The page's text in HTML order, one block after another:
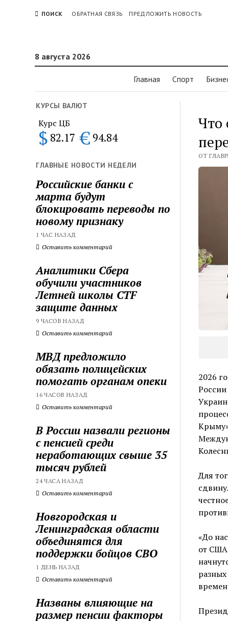
ПОИСК ОБРАТНАЯ СВЯЗЬ ПРЕДЛОЖИТЬ НОВОСТЬ
8 августа 2026
Главная Спорт
КУРСЫ ВАЛЮТ
Курс ЦБ
$ 82.17 € 94.84
ГЛАВНЫЕ НОВОСТИ НЕДЕЛИ
Российские банки с
марта будут
блокировать переводы по
новому признаку
1 ЧАС НАЗАД
Оставить комментарий
Аналитики Сбера
обучили участников
Летней школы CTF
защите данных
9 ЧАСОВ НАЗАД
Оставить комментарий
МВД предложило
обязать полицейских
помогать органам опеки
16 ЧАСОВ НАЗАД
Оставить комментарий
В России назвали регионы
с пенсией среди
неработающих свыше 35
тысяч рублей
24 ЧАСА НАЗАД
Оставить комментарий
Новгородская и
Ленинградская области
объединятся для
поддержки бойцов СВО
1 ДЕНЬ НАЗАД
Оставить комментарий
Названы влияющие на
размер пенсии факторы
Что
ОТ
2026
Для
«До
от США